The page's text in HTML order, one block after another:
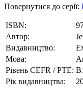
Повернутися до серії:
ISBN:
Автор:
Видавництво:
Мова:
Рівень CEFR / PTE:
Рік видавництва: